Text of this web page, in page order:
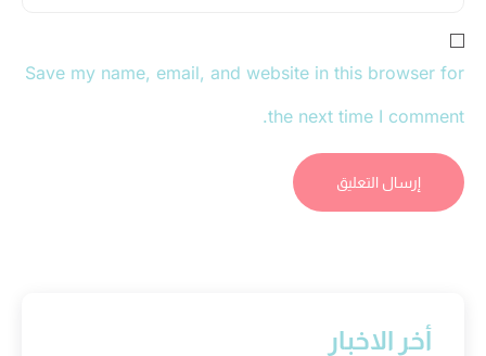
Save my name, email, and website in this browser for
the next time I comment.
أخر الاخبار